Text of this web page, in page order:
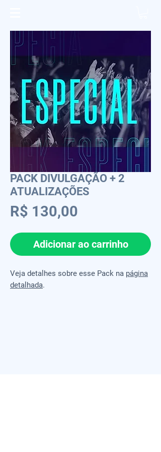
PACK DIVULGAÇÃO + 2
ATUALIZAÇÕES
R$ 130,00
Adicionar ao carrinho
Veja detalhes sobre esse Pack na página
detalhada.